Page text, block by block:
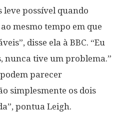
leve possível quando
mesmo tempo em que
disse ela à BBC. “Eu
nunca tive um problema.”
podem parecer
simplesmente os dois
pontua Leigh.